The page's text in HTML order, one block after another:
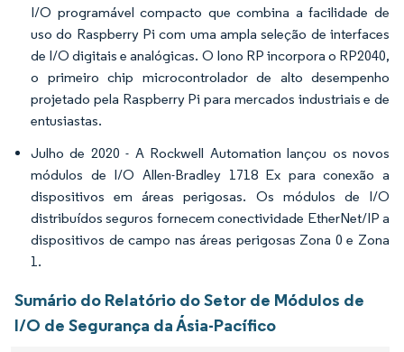
I/O programável compacto que combina a facilidade de
uso do Raspberry Pi com uma ampla seleção de interfaces
de I/O digitais e analógicas. O Iono RP incorpora o RP2040,
o primeiro chip microcontrolador de alto desempenho
projetado pela Raspberry Pi para mercados industriais e de
entusiastas.
Julho de 2020 - A Rockwell Automation lançou os novos
módulos de I/O Allen-Bradley 1718 Ex para conexão a
dispositivos em áreas perigosas. Os módulos de I/O
distribuídos seguros fornecem conectividade EtherNet/IP a
dispositivos de campo nas áreas perigosas Zona 0 e Zona
1.
Sumário do Relatório do Setor de Módulos de
I/O de Segurança da Ásia-Pacífico